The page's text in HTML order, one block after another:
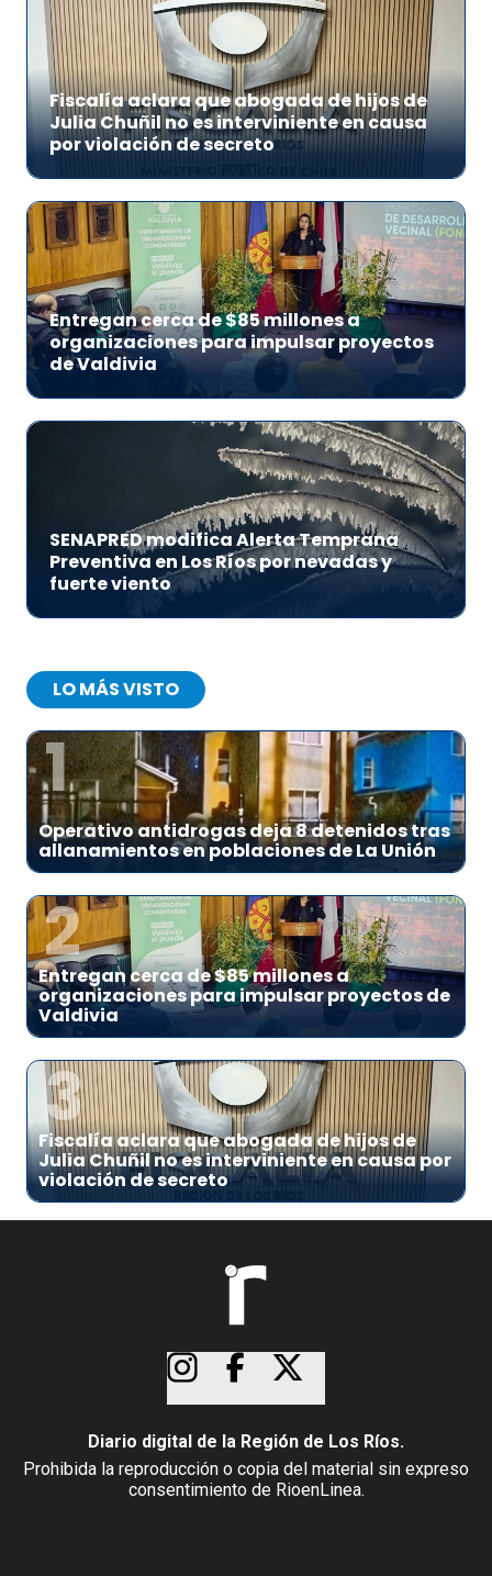
Fiscalía aclara que abogada de hijos de
Julia Chuñil no es interviniente en causa
por violación de secreto
Entregan cerca de $85 millones a
organizaciones para impulsar proyectos
de Valdivia
SENAPRED modifica Alerta Temprana
Preventiva en Los Ríos por nevadas y
fuerte viento
LO MÁS VISTO
1
Operativo antidrogas deja 8 detenidos tras
allanamientos en poblaciones de La Unión
2
Entregan cerca de $85 millones a
organizaciones para impulsar proyectos de
Valdivia
3
Fiscalía aclara que abogada de hijos de
Julia Chuñil no es interviniente en causa por
violación de secreto
Diario digital de la Región de Los Ríos.
Prohibida la reproducción o copia del material sin expreso
consentimiento de RioenLinea.